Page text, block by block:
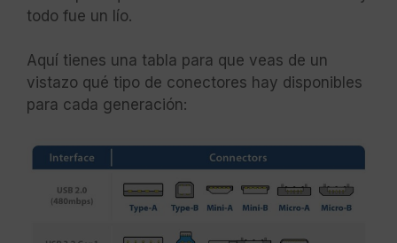
todo fue un lío.
Aquí tienes una tabla para que veas de un
vistazo qué tipo de conectores hay disponibles
para cada generación: